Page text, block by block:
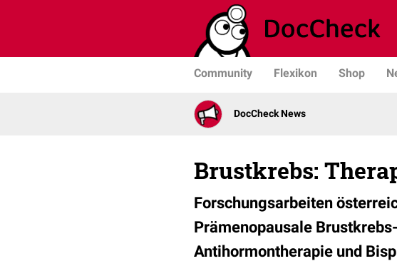
Community Flexikon Shop
DocCheck News
Brustkrebs:
Forschungsarbeiten
Prämenopausale
Antihormontherapie und